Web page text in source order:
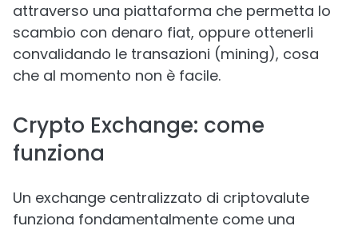
attraverso una piattaforma che permetta lo
scambio con denaro fiat, oppure ottenerli
convalidando le transazioni (mining), cosa
che al momento non è facile.
Crypto Exchange: come
funziona
Un exchange centralizzato di criptovalute
funziona fondamentalmente come una